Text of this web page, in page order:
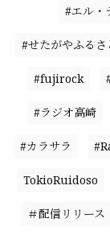
#エル・
#せたがやふるさ
#fujirock
#ラジオ高崎
#カラサラ
TokioRuidoso
＃配信リリース